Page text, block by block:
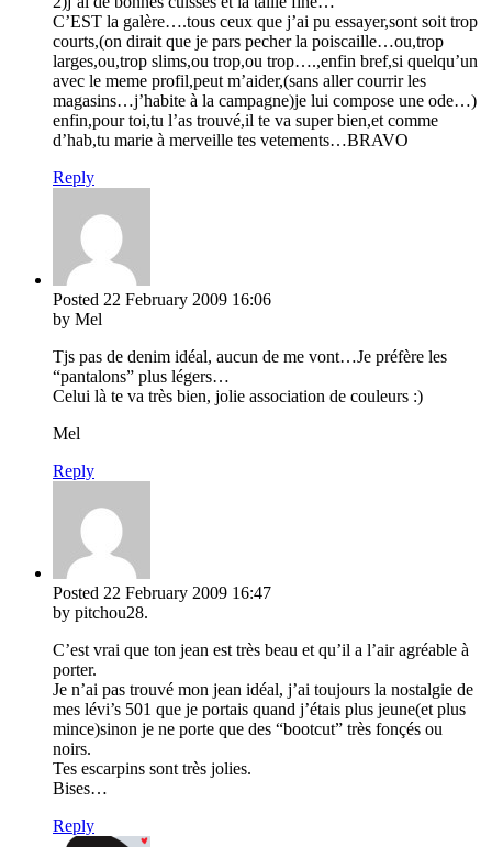
C’EST la galère….tous ceux que j’ai pu essayer,sont soit trop
courts,(on dirait que je pars pecher la poiscaille…ou,trop
larges,ou,trop slims,ou trop,ou trop….,enfin bref,si quelqu’un
avec le meme profil,peut m’aider,(sans aller courrir les
magasins…j’habite à la campagne)je lui compose une ode…)
enfin,pour toi,tu l’as trouvé,il te va super bien,et comme
d’hab,tu marie à merveille tes vetements…BRAVO
Reply
Posted 22 February 2009 16:06
by Mel
Tjs pas de denim idéal, aucun de me vont…Je préfère les
“pantalons” plus légers…
Celui là te va très bien, jolie association de couleurs :)
Mel
Reply
Posted 22 February 2009 16:47
by pitchou28.
C’est vrai que ton jean est très beau et qu’il a l’air agréable à
porter.
Je n’ai pas trouvé mon jean idéal, j’ai toujours la nostalgie de
mes lévi’s 501 que je portais quand j’étais plus jeune(et plus
mince)sinon je ne porte que des “bootcut” très fonçés ou
noirs.
Tes escarpins sont très jolies.
Bises…
Reply